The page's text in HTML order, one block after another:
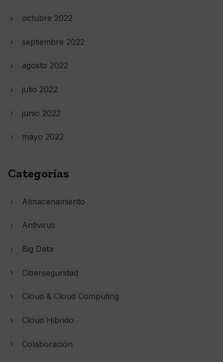
octubre 2022
septiembre 2022
agosto 2022
julio 2022
junio 2022
mayo 2022
Categorías
Almacenamiento
Antivirus
Big Data
Ciberseguridad
Cloud & Cloud Computing
Cloud Hibrido
Colaboración